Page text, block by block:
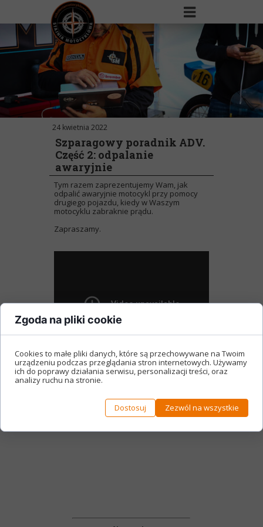
Szparagowy poradnik ADV.
Część 2: odpalanie
awaryjnie
24 kwietnia 2022
Tym razem zaprezentujemy Wam, jak
odpalić awaryjnie motocykl przy pomocy
drugiego pojazdu, kiedy w Waszym
motocyklu zabraknie prądu.
Zapraszamy.
Zgoda na pliki cookie
Cookies to małe pliki danych, które są przechowywane na Twoim
urządzeniu podczas przeglądania stron internetowych. Używamy
ich do poprawy działania serwisu, personalizacji treści, oraz
analizy ruchu na stronie.
Dostosuj Zezwól na wszystkie